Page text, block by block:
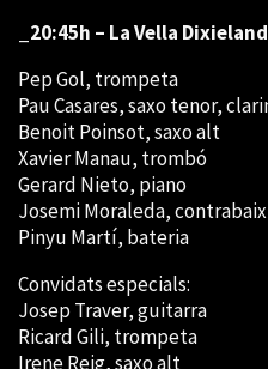
_20:45h – La Vella Dixieland
Pep Gol, trompeta
Pau Casares, saxo tenor,
Benoit Poinsot, saxo alt
Xavier Manau, trombó
Gerard Nieto, piano
Josemi Moraleda, contrabaix
Pinyu Martí, bateria
Convidats especials:
Josep Traver, guitarra
Ricard Gili, trompeta
Irene Reig, saxo alt